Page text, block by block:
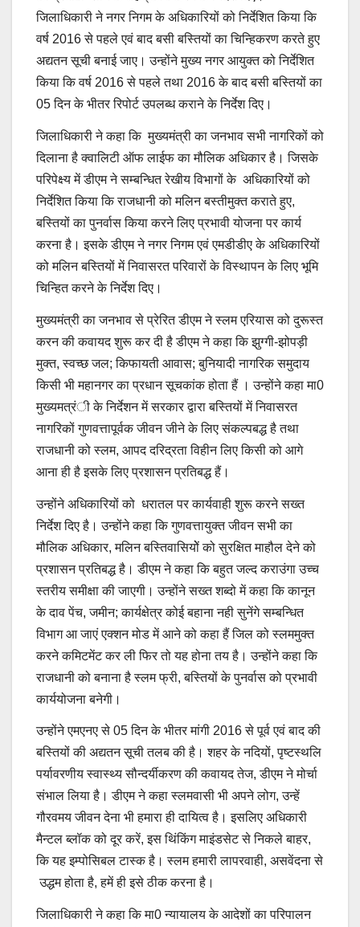
जिलाधिकारी ने नगर निगम के अधिकारियों को निर्देशित किया कि
वर्ष 2016 से पहले एवं बाद बसी बस्तियों का चिन्हिकरण करते हुए
अद्यतन सूची बनाई जाए। उन्होंने मुख्य नगर आयुक्त को निर्देशित
किया कि वर्ष 2016 से पहले तथा 2016 के बाद बसी बस्तियों का
05 दिन के भीतर रिपोर्ट उपलब्ध कराने के निर्देश दिए।
जिलाधिकारी ने कहा कि मुख्यमंत्री का जनभाव सभी नागरिकों को
दिलाना है क्वालिटी ऑफ लाईफ का मौलिक अधिकार है। जिसके
परिपेक्ष्य में डीएम ने सम्बन्धित रेखीय विभागों के अधिकारियों को
निर्देशित किया कि राजधानी को मलिन बस्तीमुक्त कराते हुए,
बस्तियों का पुनर्वास किया करने लिए प्रभावी योजना पर कार्य
करना है। इसके डीएम ने नगर निगम एवं एमडीडीए के अधिकारियों
को मलिन बस्तियों में निवासरत परिवारों के विस्थापन के लिए भूमि
चिन्हित करने के निर्देश दिए।
मुख्यमंत्री का जनभाव से प्रेरित डीएम ने स्लम एरियास को दुरूस्त
करन की कवायद शुरू कर दी है डीएम ने कहा कि झुग्गी-झोपड़ी
मुक्त, स्वच्छ जल; किफायती आवास; बुनियादी नागरिक समुदाय
किसी भी महानगर का प्रधान सूचकांक होता हैं । उन्होंने कहा मा0
मुख्यमत्रंी के निर्देशन में सरकार द्वारा बस्तियों में निवासरत
नागरिकों गुणवत्तापूर्वक जीवन जीने के लिए संकल्पबद्ध है तथा
राजधानी को स्लम, आपद दरिद्रता विहीन लिए किसी को आगे
आना ही है इसके लिए प्रशासन प्रतिबद्ध हैं।
उन्होंने अधिकारियों को धरातल पर कार्यवाही शुरू करने सख्त
निर्देश दिए है। उन्होंने कहा कि गुणवत्तायुक्त जीवन सभी का
मौलिक अधिकार, मलिन बस्तिवासियोें को सुरक्षित माहौल देने को
प्रशासन प्रतिबद्ध है। डीएम ने कहा कि बहुत जल्द कराउंगा उच्च
स्तरीय समीक्षा की जाएगी। उन्होंने सख्त शब्दो में कहा कि कानून
के दाव पेंच, जमीन; कार्यक्षेत्र कोई बहाना नही सुनेंगे सम्बन्धित
विभाग आ जाएं एक्शन मोड में आने को कहा हैं जिल को स्लममुक्त
करने कमिटमेंट कर ली फिर तो यह होना तय है। उन्होंने कहा कि
राजधानी को बनाना है स्लम फ्री, बस्तियों के पुनर्वास को प्रभावी
कार्ययोजना बनेगी।
उन्होंने एमएनए से 05 दिन के भीतर मांगी 2016 से पूर्व एवं बाद की
बस्तियों की अद्यतन सूची तलब की है। शहर के नदियों, पृष्टस्थलि
पर्यावरणीय स्वास्थ्य सौन्दर्यीकरण की कवायद तेज, डीएम ने मोर्चा
संभाल लिया है। डीएम ने कहा स्लमवासी भी अपने लोग, उन्हें
गौरवमय जीवन देना भी हमारा ही दायित्व है। इसलिए अधिकारी
मैन्टल ब्लॉक को दूर करें, इस थिंकिंग माइंडसेट से निकले बाहर,
कि यह इम्पोसिबल टास्क है। स्लम हमारी लापरवाही, असवेंदना से
उद्धम होता है, हमें ही इसे ठीक करना है।
जिलाधिकारी ने कहा कि मा0 न्यायालय के आदेशों का परिपालन